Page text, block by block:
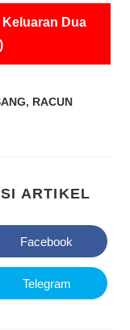
Keluaran Dua
, RACUN
ARTIKEL
Facebook
Telegram